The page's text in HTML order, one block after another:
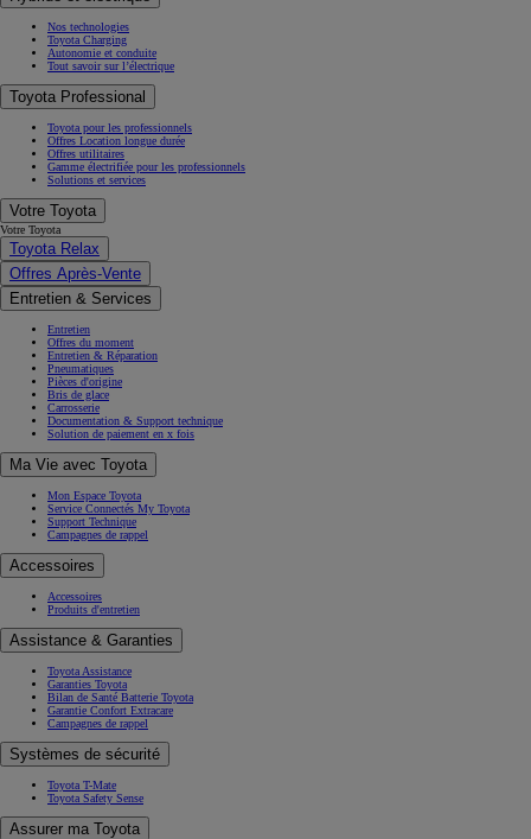
Nos technologies
Toyota Charging
Autonomie et conduite
Tout savoir sur l’électrique
Toyota Professional
Toyota pour les professionnels
Offres Location longue durée
Offres utilitaires
Gamme électrifiée pour les professionnels
Solutions et services
Votre Toyota
Votre Toyota
Toyota Relax
Offres Après-Vente
Entretien & Services
Entretien
Offres du moment
Entretien & Réparation
Pneumatiques
Pièces d'origine
Bris de glace
Carrosserie
Documentation & Support technique
Solution de paiement en x fois
Ma Vie avec Toyota
Mon Espace Toyota
Service Connectés My Toyota
Support Technique
Campagnes de rappel
Accessoires
Accessoires
Produits d'entretien
Assistance & Garanties
Toyota Assistance
Garanties Toyota
Bilan de Santé Batterie Toyota
Garantie Confort Extracare
Campagnes de rappel
Systèmes de sécurité
Toyota T-Mate
Toyota Safety Sense
Assurer ma Toyota